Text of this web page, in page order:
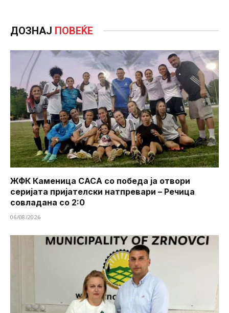
ДОЗНАЈ ПОВЕЌЕ
ЖФК Каменица САСА со победа ја отвори
серијата пријателски натпревари – Речица
совладана со 2:0
06/08/2026